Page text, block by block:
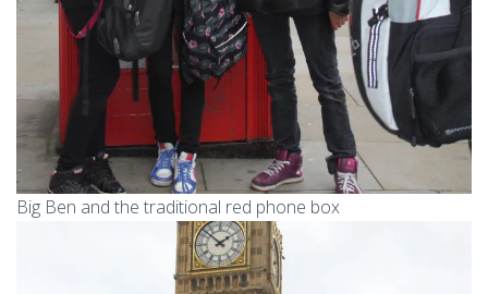
Big Ben and the traditional red phone box